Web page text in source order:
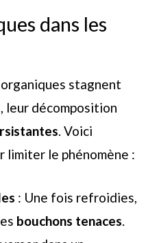
dans les
stagnent
, leur décomposition
. Voici
limiter le phénomène :
: Une fois refroidies,
bouchons tenaces.